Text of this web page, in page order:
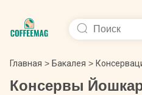
Главная > Бакалея >
Консервы